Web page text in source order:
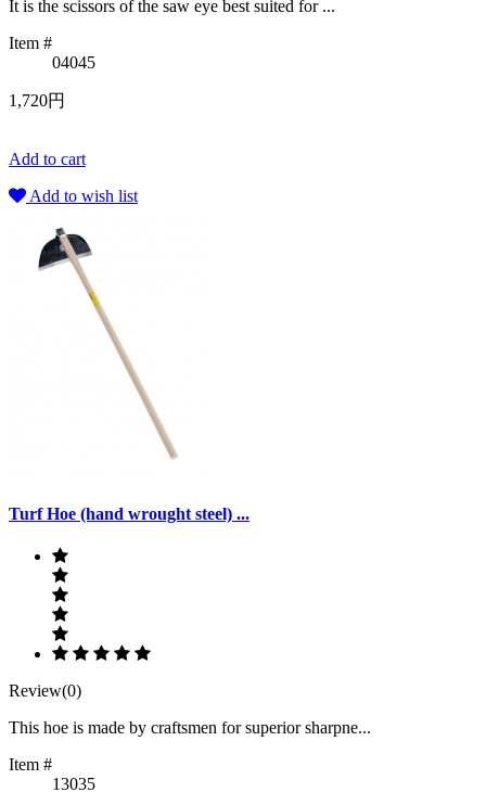
It is the scissors of the saw eye best suited for ...
Item #
04045
1,720円
Add to cart
Add to wish list
Turf Hoe (hand wrought steel) ...
Review(0)
This hoe is made by craftsmen for superior sharpne...
Item #
13035